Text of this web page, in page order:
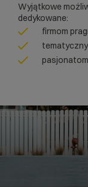
Wyjątkowe
dedykowane:
firmom